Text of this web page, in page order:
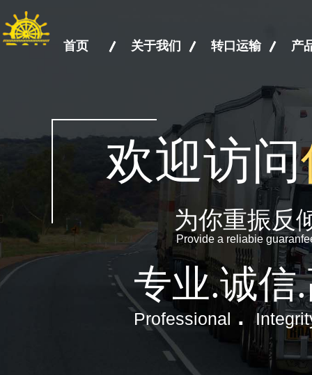
首页 关于我们 转口运输 产
欢迎访问
为你重振反
Provide a reliabie
专业.诚信
Professional .